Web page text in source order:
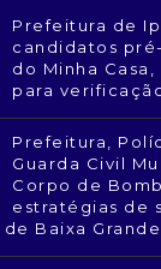
Prefeitura de
candidatos
do Minha Casa,
para
Prefeitura,
Guarda Civil
Corpo de
estratégias de
Baixa Grande